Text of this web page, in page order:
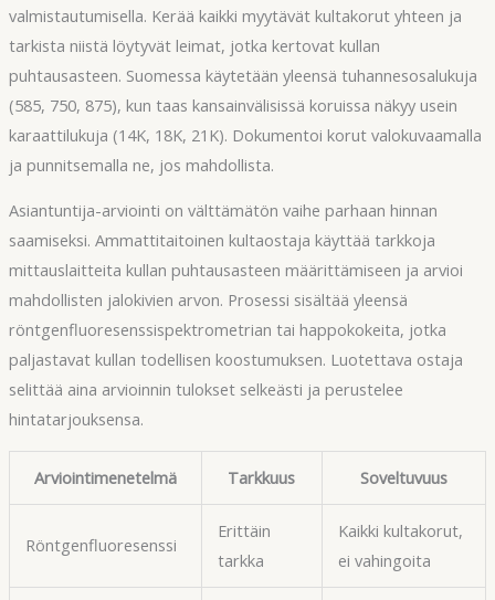
valmistautumisella. Kerää kaikki myytävät kultakorut yhteen ja
tarkista niistä löytyvät leimat, jotka kertovat kullan
puhtausasteen. Suomessa käytetään yleensä tuhannesosalukuja
(585, 750, 875), kun taas kansainvälisissä koruissa näkyy usein
karaattilukuja (14K, 18K, 21K). Dokumentoi korut valokuvaamalla
ja punnitsemalla ne, jos mahdollista.
Asiantuntija-arviointi on välttämätön vaihe parhaan hinnan
saamiseksi. Ammattitaitoinen kultaostaja käyttää tarkkoja
mittauslaitteita kullan puhtausasteen määrittämiseen ja arvioi
mahdollisten jalokivien arvon. Prosessi sisältää yleensä
röntgenfluoresenssispektrometrian tai happokokeita, jotka
paljastavat kullan todellisen koostumuksen. Luotettava ostaja
selittää aina arvioinnin tulokset selkeästi ja perustelee
hintatarjouksensa.
Arviointimenetelmä Tarkkuus Soveltuvuus
Röntgenfluoresenssi
Erittäin
tarkka
Kaikki kultakorut,
ei vahingoita